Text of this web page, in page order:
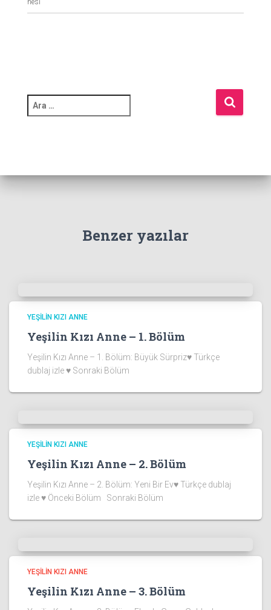
r
Benzer yazılar
YEŞILIN KIZI ANNE
Yeşilin Kızı Anne – 1. Bölüm
Yeşilin Kızı Anne – 1. Bölüm: Büyük Sürpriz♥ Türkçe
dublaj izle ♥ Sonraki Bölüm
YEŞILIN KIZI ANNE
Yeşilin Kızı Anne – 2. Bölüm
Yeşilin Kızı Anne – 2. Bölüm: Yeni Bir Ev♥ Türkçe dublaj
izle ♥ Önceki Bölüm Sonraki Bölüm
YEŞILIN KIZI ANNE
Yeşilin Kızı Anne – 3. Bölüm